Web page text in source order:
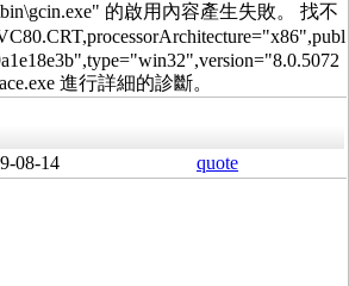
的啟用內容產生失敗。 找不
進行詳細的診斷。
08-14 quote